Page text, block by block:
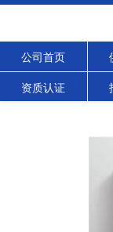
公司首页
资质认证